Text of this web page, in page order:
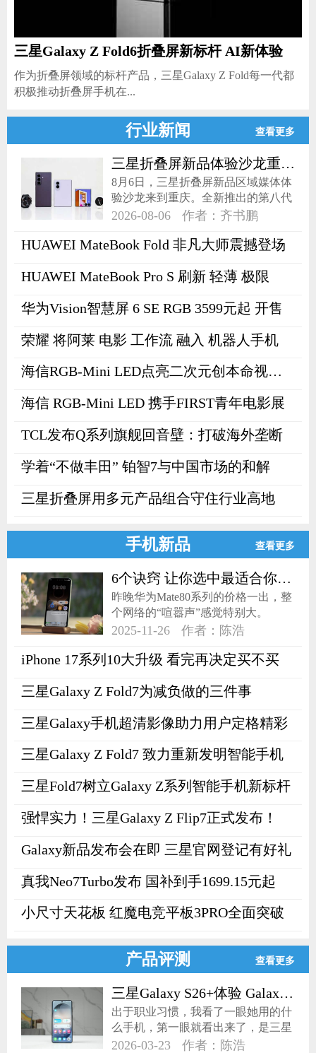
三星Galaxy Z Fold6折叠屏新标杆 AI新体验
作为折叠屏领域的标杆产品，三星Galaxy Z Fold每一代都
积极推动折叠屏手机在...
行业新闻 查看更多
三星折叠屏新品体验沙龙重庆站
​8月6日，三星折叠屏新品区域媒体体
验沙龙来到重庆。全新推出的第八代
折叠屏产品Galaxy Z Fold8、Z Fold8
从内容浏览到移动生产力，再到个性
品类的深入探索。同步问世的Galaxy
与手机实现生态互联，为用户开启智
2026-08-06 作者：齐书鹏
HUAWEI MateBook Fold 非凡大师震撼登场
HUAWEI MateBook Pro S 刷新 轻薄 极限
华为Vision智慧屏 6 SE RGB 3599元起 开售
荣耀 将阿莱 电影 工作流 融入 机器人手机
海信RGB-Mini LED点亮二次元创本命视界！
海信 RGB-Mini LED 携手FIRST青年电影展
TCL发布Q系列旗舰回音壁：打破海外垄断
学着“不做丰田” 铂智7与中国市场的和解
三星折叠屏用多元产品组合守住行业高地
手机新品 查看更多
6个诀窍 让你选中最适合你的华为Mate80
​昨晚华为Mate80系列的价格一出，整
个网络的“喧嚣声”感觉特别大。
2025-11-26 作者：陈浩
iPhone 17系列10大升级 看完再决定买不买
三星Galaxy Z Fold7为减负做的三件事
三星Galaxy手机超清影像助力用户定格精彩
三星Galaxy Z Fold7 致力重新发明智能手机
三星Fold7树立Galaxy Z系列智能手机新标杆
强悍实力！三星Galaxy Z Flip7正式发布！
Galaxy新品发布会在即 三星官网登记有好礼
真我Neo7Turbo发布 国补到手1699.15元起
小尺寸天花板 红魔电竞平板3PRO全面突破
产品评测 查看更多
三星Galaxy S26+体验 Galaxy AI能做更多了
出于职业习惯，我看了一眼她用的什
么手机，第一眼就看出来了，是三星
手机。
2026-03-23 作者：陈浩